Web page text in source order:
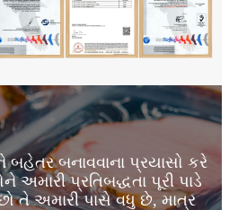
બહેતર બનાવવાના પ્રયાસો કરે
અમારી પ્રતિબદ્ધતા પૂરી પાડે
તે અમારી પાસે વધુ છે, માત્ર